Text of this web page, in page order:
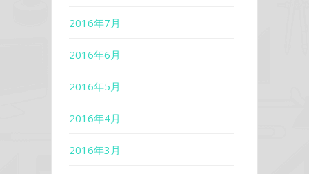
2016年7月
2016年6月
2016年5月
2016年4月
2016年3月